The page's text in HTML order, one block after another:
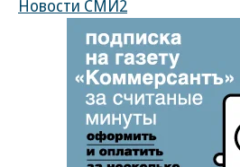
Новости СМИ2